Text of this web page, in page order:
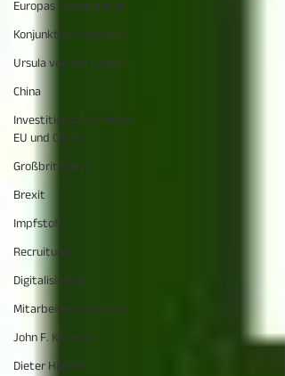
Europas Souveränität
Konjunkturprogramm
Ursula von der Leyen
China
Investitionsabkommen
EU und China
Großbritannien
Brexit
Impfstoff
Recruitung
Digitalisierung
Mitarbeitergewinnung
John F. Kennedy
Dieter Härthe